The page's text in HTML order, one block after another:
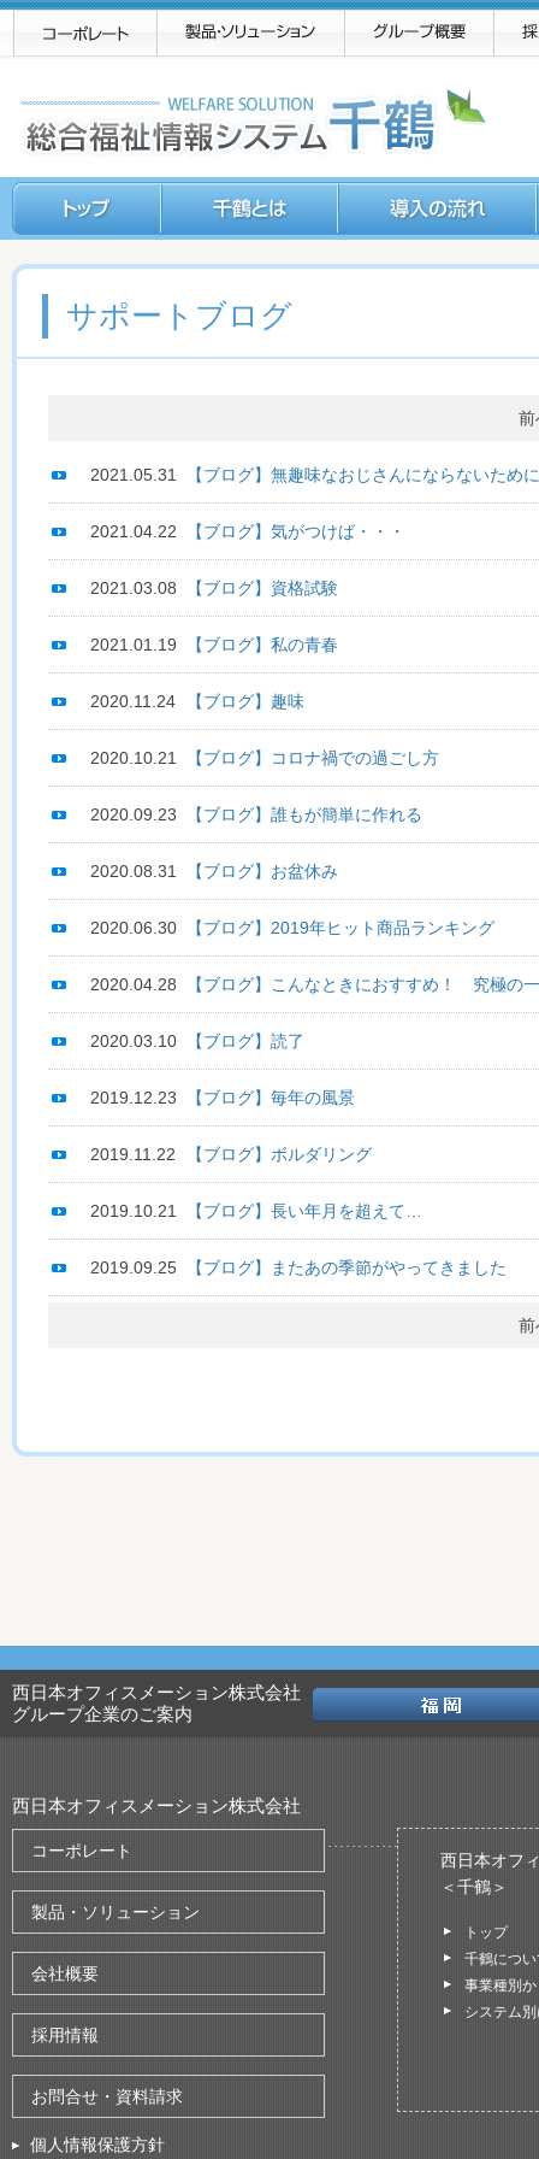
サポートブログ
2021.05.31 【ブログ】無趣味なおじさんにならないために
2021.04.22 【ブログ】気がつけば・・・
2021.03.08 【ブログ】資格試験
2021.01.19 【ブログ】私の青春
2020.11.24 【ブログ】趣味
2020.10.21 【ブログ】コロナ禍での過ごし方
2020.09.23 【ブログ】誰もが簡単に作れる
2020.08.31 【ブログ】お盆休み
2020.06.30 【ブログ】2019年ヒット商品ランキング
2020.04.28 【ブログ】こんなときにおすすめ！ 究極の
2020.03.10 【ブログ】読了
2019.12.23 【ブログ】毎年の風景
2019.11.22 【ブログ】ボルダリング
2019.10.21 【ブログ】長い年月を超えて…
2019.09.25 【ブログ】またあの季節がやってきました
西日本オフィスメーション株式会社
グループ企業のご案内
西日本オフィスメーション株式会社
コーポレート
製品・ソリューション
会社概要
採用情報
お問合せ・資料請求
個人情報保護方針
西日本オフ
＜千鶴＞
トップ
千鶴につ
事業種別
システム